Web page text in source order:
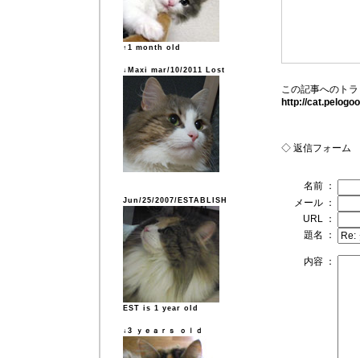
↑1 month old
↓Maxi mar/10/2011 Lost
Jun/25/2007/ESTABLISH
EST is 1 year old
↓3 ｙｅａｒｓ ｏｌｄ
この記事へのト
http://
◇ 返信フォーム
名前 ：
メール ：
URL ：
題名 ：
内容 ：